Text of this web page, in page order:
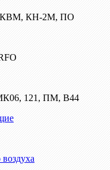
КВМ, КН-2М, ПО
121, ПМ, В44